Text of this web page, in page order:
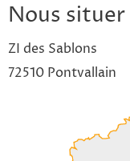
Nous situer
ZI des Sablons
72510 Pontvallain